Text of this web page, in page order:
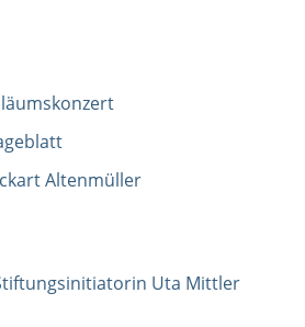
Altenmüller
Uta Mittler